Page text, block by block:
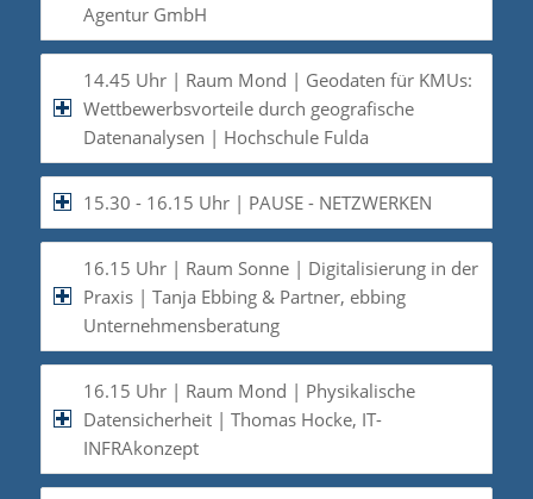
Agentur GmbH
14.45 Uhr | Raum Mond | Geodaten für KMUs:
Wettbewerbsvorteile durch geografische
Datenanalysen | Hochschule Fulda
15.30 - 16.15 Uhr | PAUSE - NETZWERKEN
16.15 Uhr | Raum Sonne | Digitalisierung in der
Praxis | Tanja Ebbing & Partner, ebbing
Unternehmensberatung
16.15 Uhr | Raum Mond | Physikalische
Datensicherheit | Thomas Hocke, IT-
INFRAkonzept